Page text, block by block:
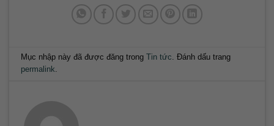
Mục nhập này đã được đăng trongTin tức. Đánh dấu trang
permalink.